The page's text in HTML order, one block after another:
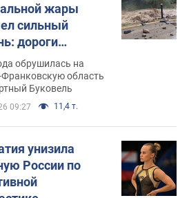
жары
сильный
дороги
в реки.
обрушилась на
область
Буковель
09:27 11,4 т.
унизила
России по